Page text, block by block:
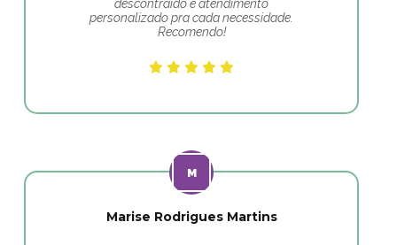
descontraído e atendimento
personalizado pra cada necessidade.
Recomendo!
Marise Rodrigues Martins